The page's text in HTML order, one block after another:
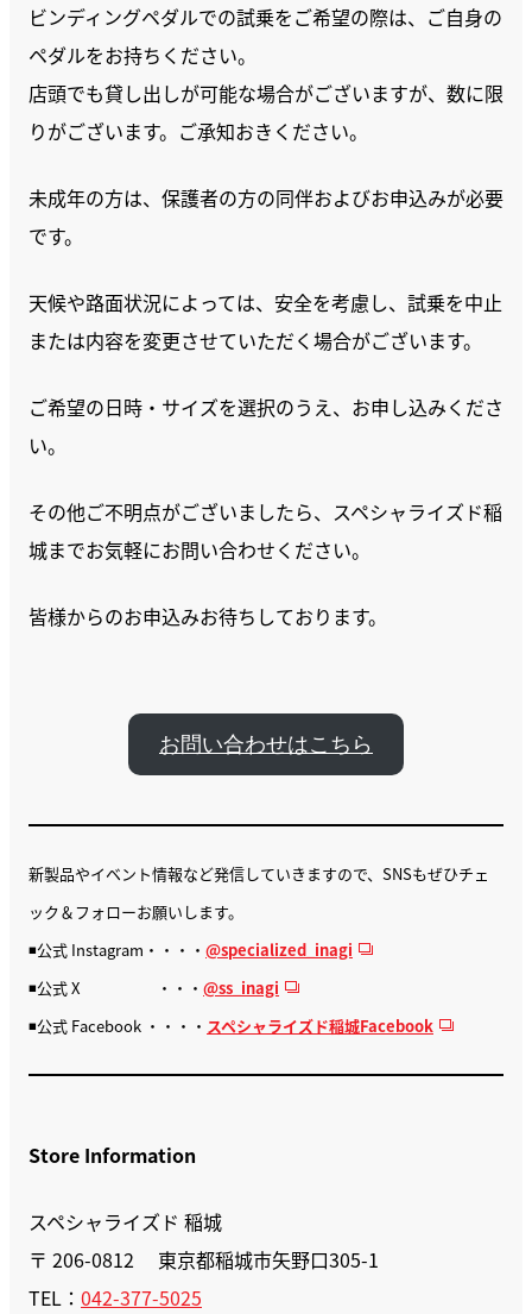
ビンディングペダルでの試乗をご希望の際は、ご自身の
ペダルをお持ちください。
店頭でも貸し出しが可能な場合がございますが、数に限
りがございます。ご承知おきください。
未成年の方は、保護者の方の同伴およびお申込みが必要
です。
天候や路面状況によっては、安全を考慮し、試乗を中止
または内容を変更させていただく場合がございます。
ご希望の日時・サイズを選択のうえ、お申し込みくださ
い。
その他ご不明点がございましたら、スペシャライズド稲
城までお気軽にお問い合わせください。
皆様からのお申込みお待ちしております。
お問い合わせはこちら
新製品やイベント情報など発信していきますので、SNSもぜひチェ
ック＆フォローお願いします。
◾️公式 Instagram・・・・ @specialized_inagi
◾️公式 X ・・・ @ss_inagi
◾️公式 Facebook ・・・・ スペシャライズド稲城Facebook
Store Information
スペシャライズド 稲城
〒 206-0812 東京都稲城市矢野口305-1
TEL： 042-377-5025